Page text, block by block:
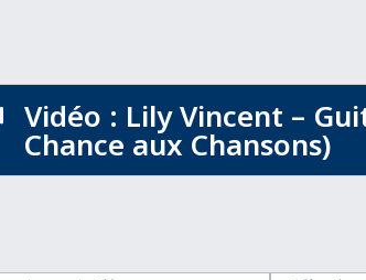
Vidéo : Lily Vincent –
Chance aux Chansons)